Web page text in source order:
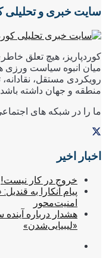
سایت خبری و تحلیلی
کوردپاریز، هیچ تعلق
میان انبوه سیاست ورزی
رویکردی مستقل،
منطقه و جهان داشته
ما را در شبکه های
اخبار اخیر
خروج در کار نیست!
پیام آنکارا به
امنیت‌محور
هشدار درباره
«لیبیایی‌شدن»